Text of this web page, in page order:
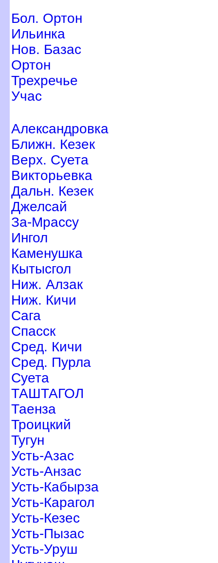
Бол. Ортон
Ильинка
Нов. Базас
Ортон
Трехречье
Учас
Александровка
Ближн. Кезек
ерх. Суета
икторьевка
Дальн. Кезек
Джелсай
За-Мрассу
Ингол
Каменушка
Кытысгол
Ниж. Алзак
Ниж. Кичи
Сага
Спасск
Сред. Кичи
Сред. Пурла
Суета
ТАШТАГОЛ
Таенза
Троицкий
Тугун
Усть-Азас
Усть-Анзас
Усть-Кабырза
Усть-Карагол
Усть-Кезес
Усть-Пызас
Усть-Уруш